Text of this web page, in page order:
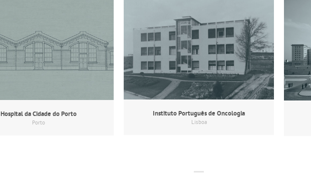
Instituto Português de Oncologia
Lisboa
Hospital da Cidade do Porto
Porto